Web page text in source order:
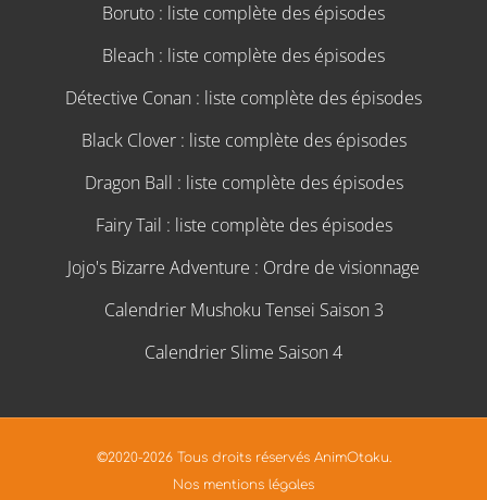
Boruto : liste complète des épisodes
Bleach : liste complète des épisodes
Détective Conan : liste complète des épisodes
Black Clover : liste complète des épisodes
Dragon Ball : liste complète des épisodes
Fairy Tail : liste complète des épisodes
Jojo's Bizarre Adventure : Ordre de visionnage
Calendrier Mushoku Tensei Saison 3
Calendrier Slime Saison 4
©2020-2026 Tous droits réservés AnimOtaku.
Nos mentions légales